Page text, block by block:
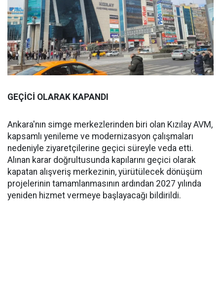
GEÇİCİ OLARAK KAPANDI
Ankara'nın simge merkezlerinden biri olan Kızılay AVM,
kapsamlı yenileme ve modernizasyon çalışmaları
nedeniyle ziyaretçilerine geçici süreyle veda etti.
Alınan karar doğrultusunda kapılarını geçici olarak
kapatan alışveriş merkezinin, yürütülecek dönüşüm
projelerinin tamamlanmasının ardından 2027 yılında
yeniden hizmet vermeye başlayacağı bildirildi.